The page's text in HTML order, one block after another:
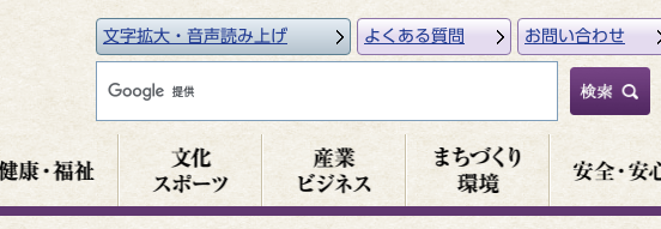
文字拡大・音声読み上げ よくある質問 お問い合わせ